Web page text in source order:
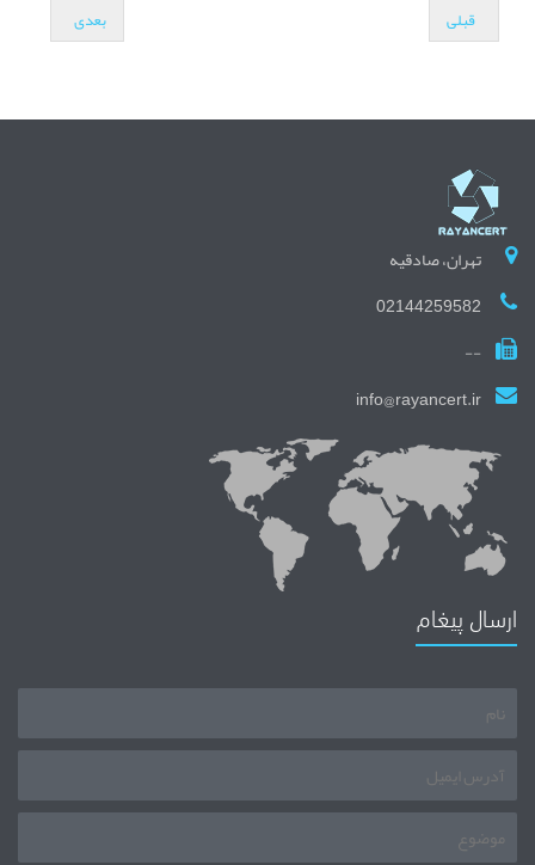
قبلی بعدی
تهران، صادقیه
02144259582
--
info@rayancert.ir
ارسال پیغام